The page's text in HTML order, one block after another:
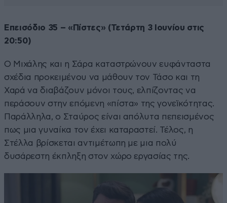
Επεισόδιο 35 – «Πίστες» (Τετάρτη 3 Ιουνίου στις
20:50)
Ο Μιχάλης και η Σάρα καταστρώνουν ευφάνταστα
σχέδια προκειμένου να μάθουν τον Τάσο και τη
Χαρά να διαβάζουν μόνοι τους, ελπίζοντας να
περάσουν στην επόμενη «πίστα» της γονεϊκότητας.
Παράλληλα, ο Σταύρος είναι απόλυτα πεπεισμένος
πως μια γυναίκα τον έχει καταραστεί. Τέλος, η
Στέλλα βρίσκεται αντιμέτωπη με μια πολύ
δυσάρεστη έκπληξη στον χώρο εργασίας της.